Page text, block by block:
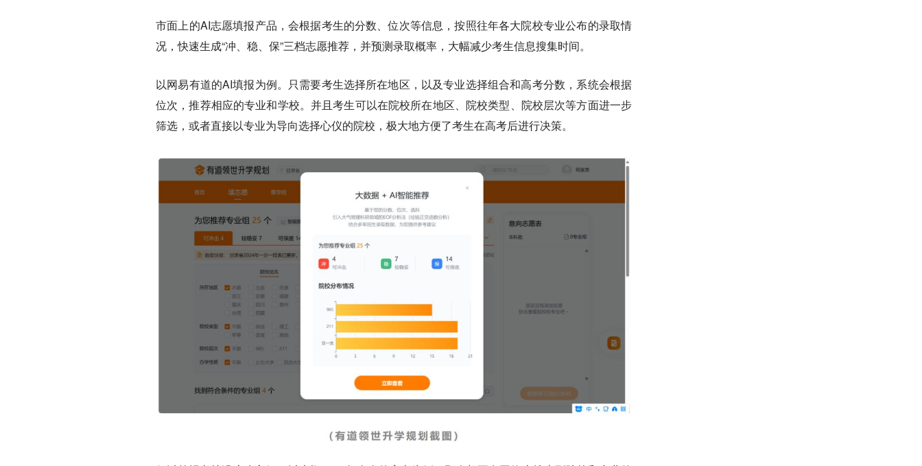
市面上的AI志愿填报产品，会根据考生的分数、位次等信息，按照往年各大院校专业公布的录取情
况，快速生成“冲、稳、保”三档志愿推荐，并预测录取概率，大幅减少考生信息搜集时间。
以网易有道的AI填报为例。只需要考生选择所在地区，以及专业选择组合和高考分数，系统会根据
位次，推荐相应的专业和学校。并且考生可以在院校所在地区、院校类型、院校层次等方面进一步
筛选，或者直接以专业为导向选择心仪的院校，极大地方便了考生在高考后进行决策。